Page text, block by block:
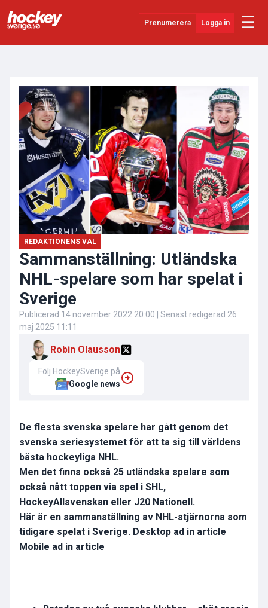
Prenumerera Logga in ☰
SHL
Evenemang
Övrigt
REDAKTIONENS VAL
Sammanställning: Utländska
NHL-spelare som har spelat i
Sverige
Publicerad 14 november 2022 20:00 | Senast redigerad 26
maj 2025 11:11
Robin Olausson
Följ HockeySverige på
Google news
De flesta svenska spelare har gått genom det
svenska seriesystemet för att ta sig till världens
bästa hockeyliga NHL.
Men det finns också 25 utländska spelare som
också nått toppen via spel i SHL,
HockeyAllsvenskan eller J20 Nationell.
Här är en sammanställning av NHL-stjärnorna som
tidigare spelat i Sverige. Desktop ad in article
Mobile ad in article